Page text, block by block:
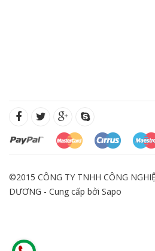
©2015 CÔNG TY TNHH CÔNG
DƯƠNG - Cung cấp bởi Sapo